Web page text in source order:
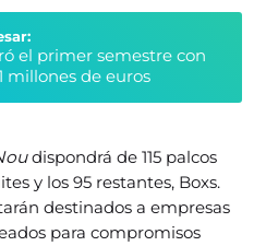
el primer semestre con
millones de euros
dispondrá de 115 palcos
y los 95 restantes, Boxs.
destinados a empresas
para compromisos